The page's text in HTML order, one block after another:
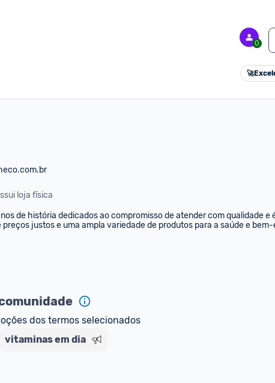
0
🚀
loja física
de história dedicados ao compromisso de atender com qualidade e
justos e uma ampla variedade de produtos para a saúde e bem-
dos termos selecionados
vitaminas em dia